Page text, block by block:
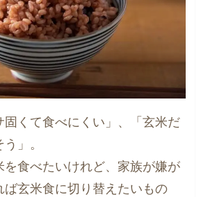
固くて食べにくい」、「玄米だ
」。
を食べたいけれど、家族が嫌が
ば玄米食に切り替えたいもの